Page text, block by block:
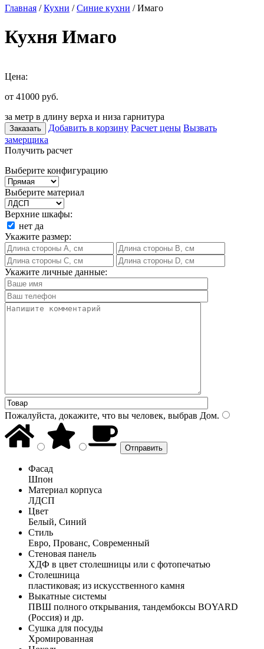
Главная /Кухни /Синие кухни / Имаго
Кухня Имаго
Цена:
от 41000 руб.
за метр в длину верха и низа гарнитура
Заказать Добавить в корзину Расчет цены Вызвать
замерщика
Получить расчет
Выберите конфигурацию
Выберите материал
Верхние шкафы:
нет да
Укажите размер:
Укажите личные данные:
Пожалуйста, докажите, что вы человек, выбрав Дом.
Фасад
Шпон
Материал корпуса
ЛДСП
Цвет
Белый, Синий
Стиль
Евро, Прованс, Современный
Стеновая панель
ХДФ в цвет столешницы или с фотопечатью
Столешница
пластиковая; из искусственного камня
Выкатные системы
ПВШ полного открывания, тандембоксы BOYARD
(Россия) и др.
Сушка для посуды
Хромированная